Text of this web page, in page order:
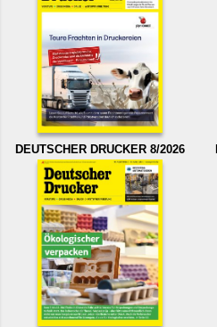
DEUTSCHER DRUCKER 8/2026